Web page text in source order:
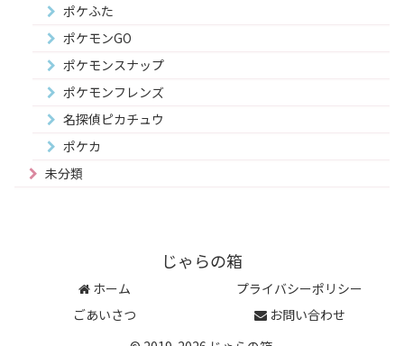
ポケふた
ポケモンGO
ポケモンスナップ
ポケモンフレンズ
名探偵ピカチュウ
ポケカ
未分類
じゃらの箱
ホーム
プライバシーポリシー
ごあいさつ
お問い合わせ